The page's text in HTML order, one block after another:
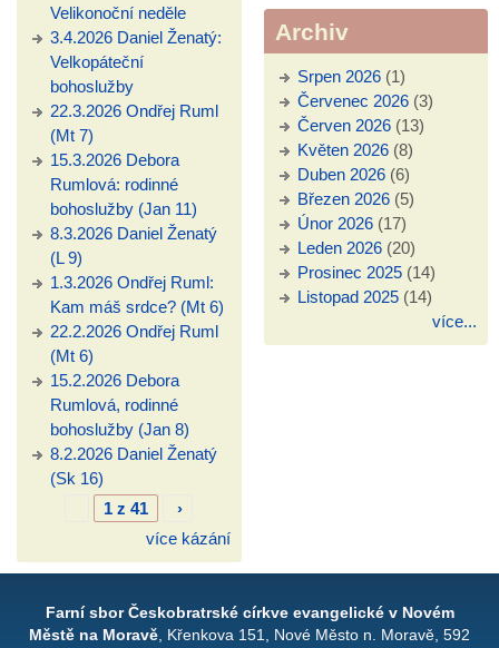
Velikonoční neděle
3.4.2026 Daniel Ženatý:
Velkopáteční
bohoslužby
22.3.2026 Ondřej Ruml
(Mt 7)
15.3.2026 Debora
Rumlová: rodinné
bohoslužby (Jan 11)
8.3.2026 Daniel Ženatý
(L 9)
1.3.2026 Ondřej Ruml:
Kam máš srdce? (Mt 6)
22.2.2026 Ondřej Ruml
(Mt 6)
15.2.2026 Debora
Rumlová, rodinné
bohoslužby (Jan 8)
8.2.2026 Daniel Ženatý
(Sk 16)
1 z 41
›
více kázání
Archiv
Srpen 2026(1)
Červenec 2026(3)
Červen 2026(13)
Květen 2026(8)
Duben 2026(6)
Březen 2026(5)
Únor 2026(17)
Leden 2026(20)
Prosinec 2025(14)
Listopad 2025(14)
více...
Farní sbor Českobratrské církve evangelické v Novém
Městě na Moravě , Křenkova 151, Nové Město n. Moravě, 592